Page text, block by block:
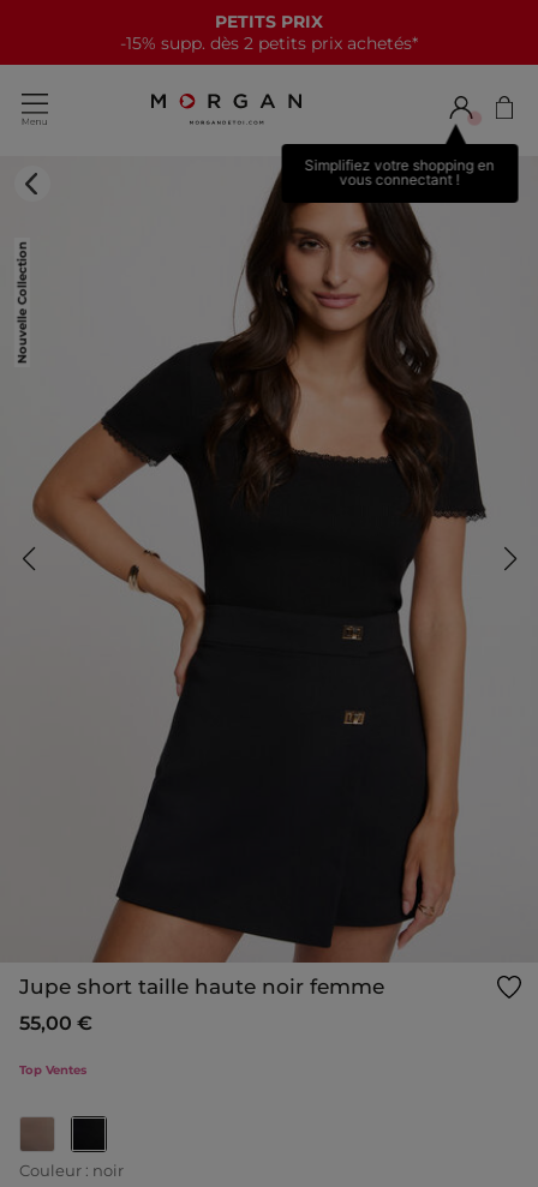
PETITS PRIX
-15% supp. dès 2 petits prix achetés*
Simplifiez votre shopping en
vous connectant !
Nouvelle Collection
Jupe short taille haute noir femme
55,00 €
Top Ventes
selected
Couleur : noir